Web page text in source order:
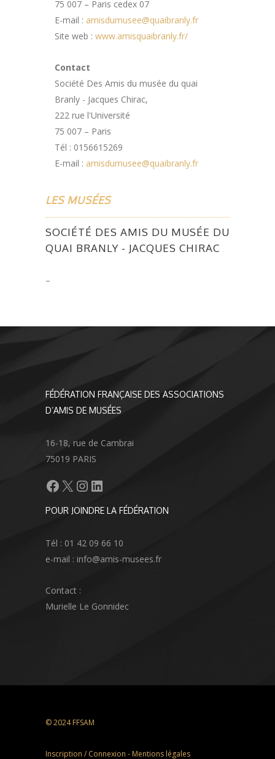
75 007 – Paris cedex 07
E-mail : amisdumusee@quaibranly.fr
Site web : www.amisquaibranly.fr/
Contact
Société Des Amis du musée du quai
Branly - Jacques Chirac,
222 rue l'Université
75 007 – Paris
Tél : 0156615269
E-mail : amisdumusee@quaibranly.fr
LES MUSÉES
SOCIÉTÉ DES AMIS DU MUSÉE DU
QUAI BRANLY - JACQUES CHIRAC
–
FÉDÉRATION FRANÇAISE DES ASSOCIATIONS
D’AMIS DE MUSÉES
16-18, rue de Cambrai
75019 PARIS
Facebook
X Instagram
LinkedIn
POUR JOINDRE LA FÉDÉRATION
Tél : 01 42 09 66 10
e-mail : info@amis-musees.fr
Contact :
Murielle Le Gonnidec
© 2024 FFSAM
Inscription / Connexion - Mentions légales